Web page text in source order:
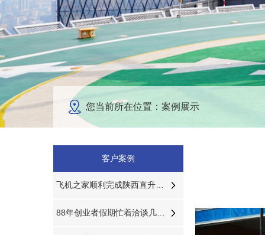
您当前所在位置：案例展示
客户案例